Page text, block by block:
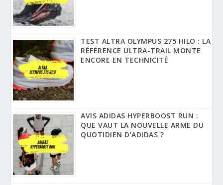
TEST ALTRA OLYMPUS 275 HILO : LA
RÉFÉRENCE ULTRA-TRAIL MONTE
ENCORE EN TECHNICITÉ
AVIS ADIDAS HYPERBOOST RUN :
QUE VAUT LA NOUVELLE ARME DU
QUOTIDIEN D’ADIDAS ?